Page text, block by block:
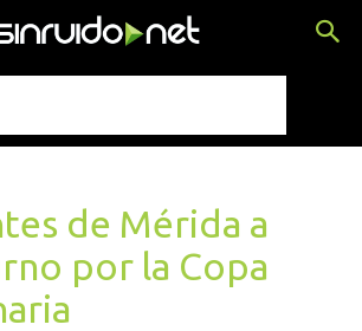
de Mérida a
por la Copa